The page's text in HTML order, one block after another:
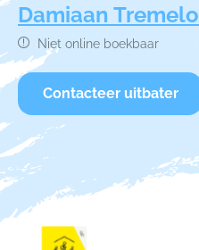
Damiaan Tremelo
Niet online boekbaar
Contacteer uitbater